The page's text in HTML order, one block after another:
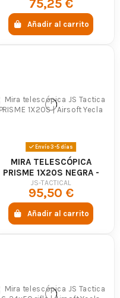
75,25 €
Añadir al carrito
Envío 3-5 días
MIRA TELESCÓPICA
PRISME 1X20S NEGRA -
JS TACTICAL
JS-TACTICAL
95,50 €
Añadir al carrito